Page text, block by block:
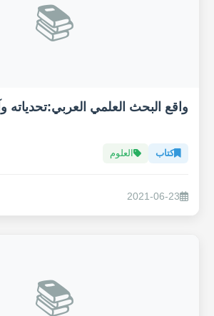
📚
واقع البحث العلمي العربي:تحدياته
كتاب العلوم
2021-06-23
📚